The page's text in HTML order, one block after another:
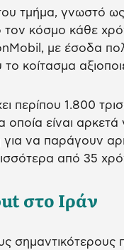
τμήμα, γνωστό ως
κόσμο κάθε
με έσοδα
κοίτασμα
περίπου 1.800
οποία είναι
να παράγουν
από 35
στο Ιράν